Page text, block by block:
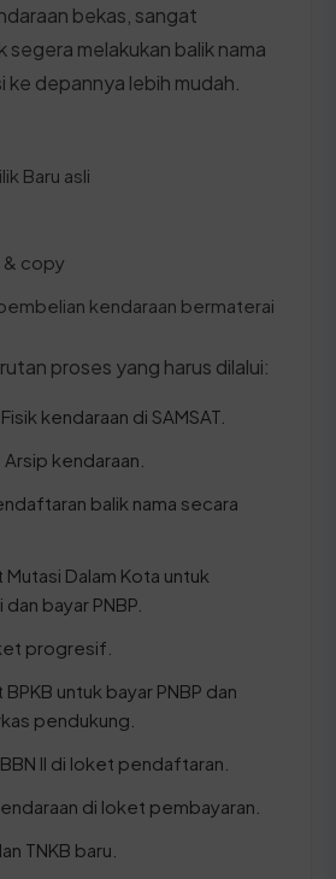
bekas, sangat
segera melakukan balik nama
ke depannya lebih mudah.
Baru asli
& copy
kendaraan bermaterai
proses yang harus dilalui:
kendaraan di SAMSAT.
kendaraan.
balik nama secara
Mutasi Dalam Kota untuk
bayar PNBP.
progresif.
untuk bayar PNBP dan
pendukung.
II di loket pendaftaran.
di loket pembayaran.
TNKB baru.